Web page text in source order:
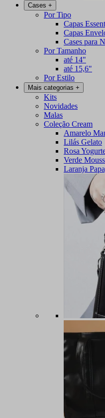
Cases +
Por Tipo
Capas
Capas
Cases para
Por Tamanho
até 14"
até 15,6"
Por Estilo
Mais categorias +
Kits
Novidades
Malas
Coleção Cream
Amarelo
Lilás Gelato
Rosa
Verde
Laranja